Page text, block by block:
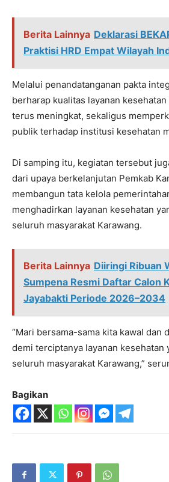
Berita Lainnya Deklarasi
Praktisi HRD Empat Wilayah
Melalui penandatanganan pakta
berharap kualitas layanan
terus meningkat, sekaligus
publik terhadap institusi kesehatan
Di samping itu, kegiatan tersebut
dari upaya berkelanjutan Pemkab
membangun tata kelola
menghadirkan layanan kesehatan
seluruh masyarakat Karawang.
Berita Lainnya Diiringi Ribuan
Sumpena Resmi Daftar Calon
Jayabakti Periode 2026–2034
“Mari bersama-sama kita kawal dan
demi terciptanya layanan kesehatan
seluruh masyarakat Karawang,”
Bagikan